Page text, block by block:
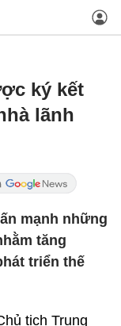
ký kết
lãnh
mạnh những
tăng
triển thế
tịch Trung